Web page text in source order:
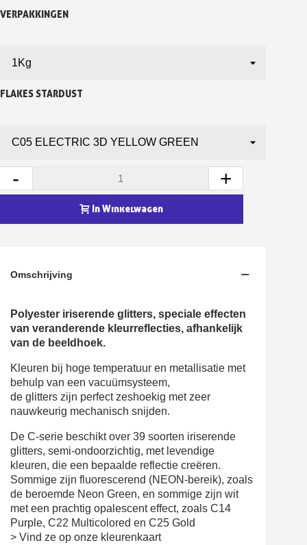
Verzamel loyaliteitspunten bij elke bestelling
5€ korting op de eerste bestelling
Schrijf je in voor de nieuwsbrief: €5 korting
VERPAKKINGEN
FLAKES STARDUST
- +
In Winkelwagen
Omschrijving
Polyester iriserende glitters, speciale effecten
van veranderende kleurreflecties, afhankelijk
van de beeldhoek.
Kleuren bij hoge temperatuur en metallisatie met
behulp van een vacuümsysteem,
de glitters zijn perfect zeshoekig met zeer
nauwkeurig mechanisch snijden.
De C-serie beschikt over 39 soorten iriserende
glitters, semi-ondoorzichtig, met levendige
kleuren, die een bepaalde reflectie creëren.
Sommige zijn fluorescerend (NEON-bereik), zoals
de beroemde Neon Green, en sommige zijn wit
met een prachtig opalescent effect, zoals C14
Purple, C22 Multicolored en C25 Gold
> Vind ze op onze kleurenkaart